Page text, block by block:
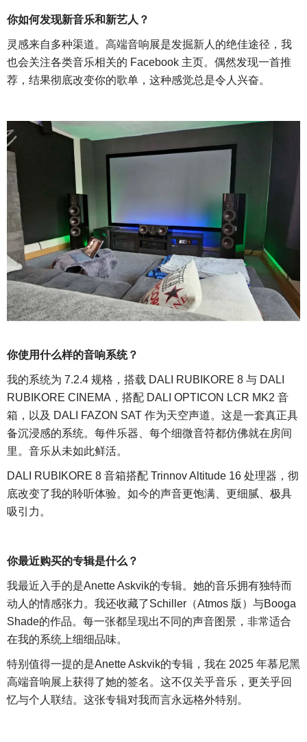
你如何发现新音乐和新艺人？
灵感来自多种渠道。高端音响展是发掘新人的绝佳途径，我
也会关注各类音乐相关的 Facebook 主页。偶然发现一首推
荐，结果彻底改变你的歌单，这种感觉总是令人兴奋。
你使用什么样的音响系统？
我的系统为 7.2.4 规格，搭载 DALI RUBIKORE 8 与 DALI
RUBIKORE CINEMA，搭配 DALI OPTICON LCR MK2 音
箱，以及 DALI FAZON SAT 作为天空声道。这是一套真正具
备沉浸感的系统。每件乐器、每个细微音符都仿佛就在房间
里。音乐从未如此鲜活。
DALI RUBIKORE 8 音箱搭配 Trinnov Altitude 16 处理器，彻
底改变了我的聆听体验。如今的声音更饱满、更细腻、极具
吸引力。
你最近购买的专辑是什么？
我最近入手的是Anette Askvik的专辑。她的音乐拥有独特而
动人的情感张力。我还收藏了Schiller（Atmos 版）与Booga
Shade的作品。每一张都呈现出不同的声音图景，非常适合
在我的系统上细细品味。
特别值得一提的是Anette Askvik的专辑，我在 2025 年慕尼黑
高端音响展上获得了她的签名。这不仅关乎音乐，更关乎回
忆与个人联结。这张专辑对我而言永远格外特别。